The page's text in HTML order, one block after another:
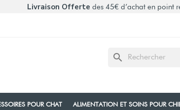
Livraison Offerte des 45€ d’achat en point
search
POUR CHAT ALIMENTATION ET SOINS POUR